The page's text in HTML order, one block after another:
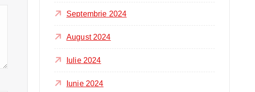
Septembrie 2024
August 2024
Iulie 2024
Iunie 2024